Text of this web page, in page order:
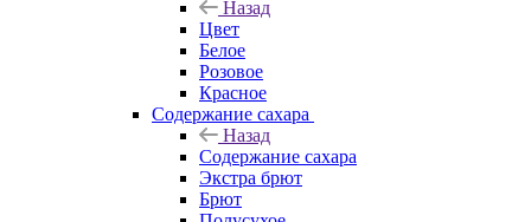
Назад
Цвет
Белое
Розовое
Красное
Содержание сахара
Назад
Содержание сахара
Экстра брют
Брют